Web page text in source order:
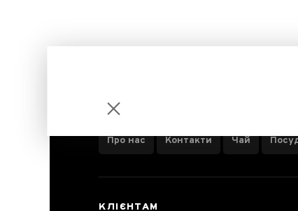
ІНФОРМАЦІЯ ПРО КОМПАНІЮ
Про нас Контакти Чай
КЛІЄНТАМ